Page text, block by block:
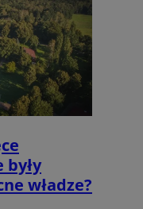
były
władze?